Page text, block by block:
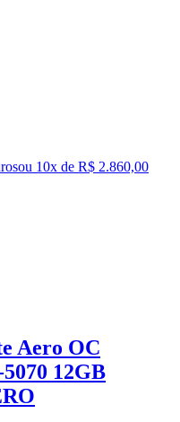
ou 10x de R$ 2.860,00
Aero OC
12GB